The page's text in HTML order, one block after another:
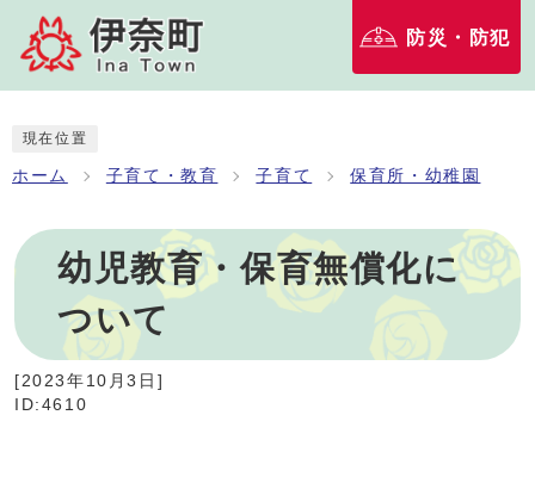
防災・防犯
現在位置
ホーム 子育て・教育 子育て 保育所・幼稚園
幼児教育・保育無償化に
ついて
[2023年10月3日 ]
ID:4610